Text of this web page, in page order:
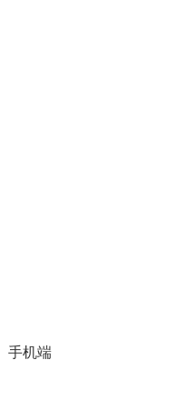
手机端